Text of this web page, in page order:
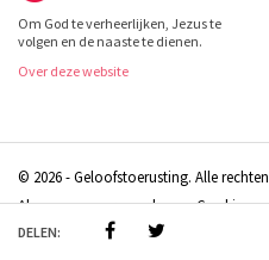
DELEN:
Om God te verheerlijken, Jezus te
volgen en de naaste te dienen.
Over deze website
© 2026 - Geloofstoerusting. Alle
Algemene voorwaarden
Cookies